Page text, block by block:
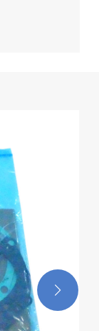
